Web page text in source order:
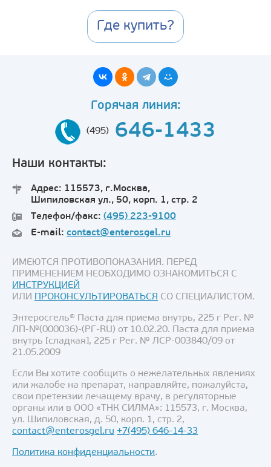
Где купить?
Горячая линия:
(495) 646-1433
Наши контакты:
Адрес: 115573, г.Москва,
Шипиловская ул., 50, корп. 1, стр. 2
Телефон/факс: (495) 223-9100
E-mail: contact@enterosgel.ru
ИМЕЮТСЯ ПРОТИВОПОКАЗАНИЯ. ПЕРЕД
ПРИМЕНЕНИЕМ НЕОБХОДИМО ОЗНАКОМИТЬСЯ С
ИНСТРУКЦИЕЙ
ИЛИ ПРОКОНСУЛЬТИРОВАТЬСЯ СО СПЕЦИАЛИСТОМ.
Энтеросгель® Паста для приема внутрь, 225 г Рег. №
ЛП-№(000036)-(РГ-RU) от 10.02.20. Паста для приема
внутрь [сладкая], 225 г Рег. № ЛСР-003840/09 от
21.05.2009
Если Вы хотите сообщить о нежелательных явлениях
или жалобе на препарат, направляйте, пожалуйста,
свои претензии лечащему врачу, в регуляторные
органы или в ООО «ТНК СИЛМА»: 115573, г. Москва,
ул. Шипиловская, д. 50, корп. 1, стр. 2,
contact@enterosgel.ru +7(495) 646-14-33
Политика конфиденциальности.